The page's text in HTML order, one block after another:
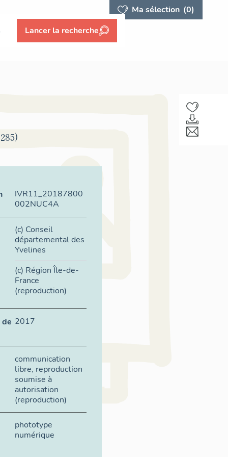
Ma sélection (0)
Lancer la recherche
IVR11_20187800
002NUC4A
(c) Conseil
départemental des
Yvelines
(c) Région Île-de-
France
(reproduction)
2017
communication
libre, reproduction
soumise à
autorisation
(reproduction)
phototype
numérique